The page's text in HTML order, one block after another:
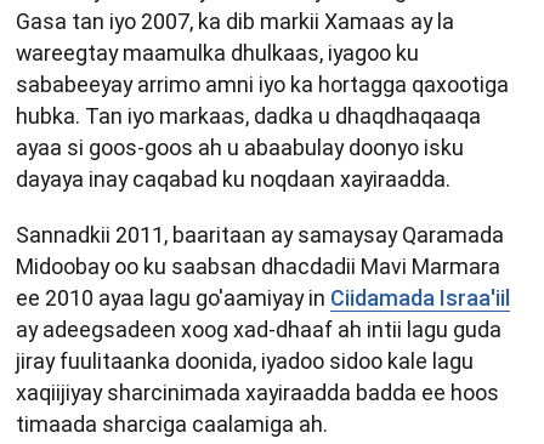
Gasa tan iyo 2007, ka dib markii Xamaas ay la
wareegtay maamulka dhulkaas, iyagoo ku
sababeeyay arrimo amni iyo ka hortagga qaxootiga
hubka. Tan iyo markaas, dadka u dhaqdhaqaaqa
ayaa si goos-goos ah u abaabulay doonyo isku
dayaya inay caqabad ku noqdaan xayiraadda.
Sannadkii 2011, baaritaan ay samaysay Qaramada
Midoobay oo ku saabsan dhacdadii Mavi Marmara
ee 2010 ayaa lagu go'aamiyay in Ciidamada Israa'iil
ay adeegsadeen xoog xad-dhaaf ah intii lagu guda
jiray fuulitaanka doonida, iyadoo sidoo kale lagu
xaqiijiyay sharcinimada xayiraadda badda ee hoos
timaada sharciga caalamiga ah.